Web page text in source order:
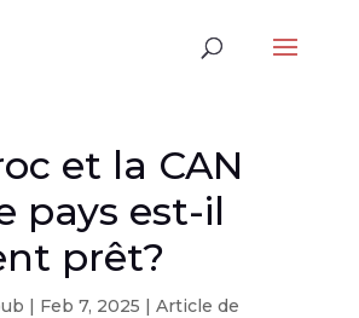
et la CAN
pays est-il
prêt?
| Feb 7, 2025 | Article de